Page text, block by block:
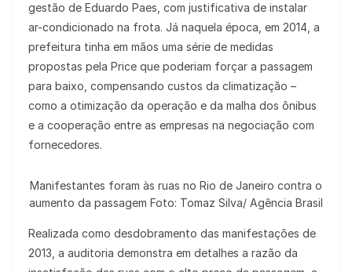
gestão de Eduardo Paes, com justificativa de instalar
ar-condicionado na frota. Já naquela época, em 2014, a
prefeitura tinha em mãos uma série de medidas
propostas pela Price que poderiam forçar a passagem
para baixo, compensando custos da climatização –
como a otimização da operação e da malha dos ônibus
e a cooperação entre as empresas na negociação com
fornecedores.
Manifestantes foram às ruas no Rio de Janeiro contra o
aumento da passagem Foto: Tomaz Silva/ Agência Brasil
Realizada como desdobramento das manifestações de
2013, a auditoria demonstra em detalhes a razão da